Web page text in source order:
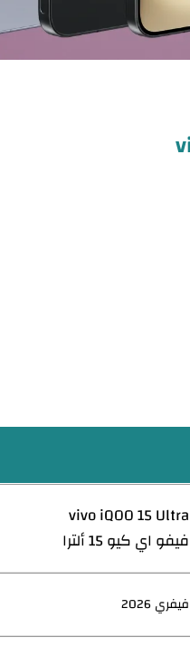
vivo iQOO 15 Ultra
فيفو اي كيو 15 ألترا
فيفري 2026